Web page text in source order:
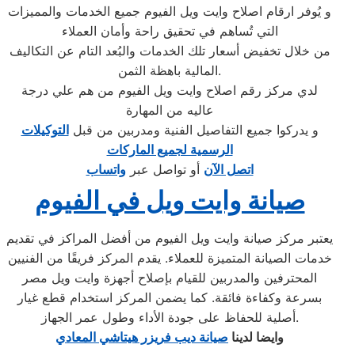
و يُوفر ارقام اصلاح وايت ويل الفيوم جميع الخدمات والمميزات
التي تُساهم في تحقيق راحة وأمان العملاء
من خلال تخفيض أسعار تلك الخدمات والبُعد التام عن التكاليف
المالية باهظة الثمن.
لدي مركز رقم اصلاح وايت ويل الفيوم من هم علي درجة
عاليه من المهارة
و يدركوا جميع التفاصيل الفنية ومدربين من قبلالتوكيلات
الرسمية لجميع الماركات
اتصل الآن أو تواصل عبرواتساب
صيانة وايت ويل في الفيوم
يعتبر مركز صيانة وايت ويل الفيوم من أفضل المراكز في تقديم
خدمات الصيانة المتميزة للعملاء. يقدم المركز فريقًا من الفنيين
المحترفين والمدربين للقيام بإصلاح أجهزة وايت ويل مصر
بسرعة وكفاءة فائقة. كما يضمن المركز استخدام قطع غيار
أصلية للحفاظ على جودة الأداء وطول عمر الجهاز.
وايضا لدينا صيانة ديب فريزر هيتاشي المعادي